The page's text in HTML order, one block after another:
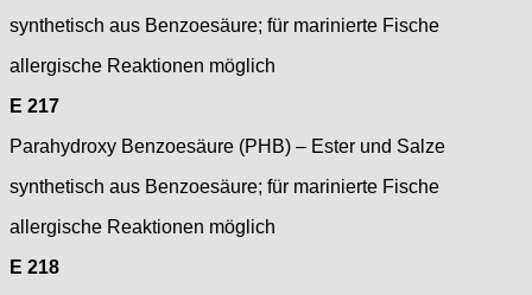
synthetisch aus Benzoesäure; für marinierte Fische
allergische Reaktionen möglich
E 217
Parahydroxy Benzoesäure (PHB) – Ester und Salze
synthetisch aus Benzoesäure; für marinierte Fische
allergische Reaktionen möglich
E 218